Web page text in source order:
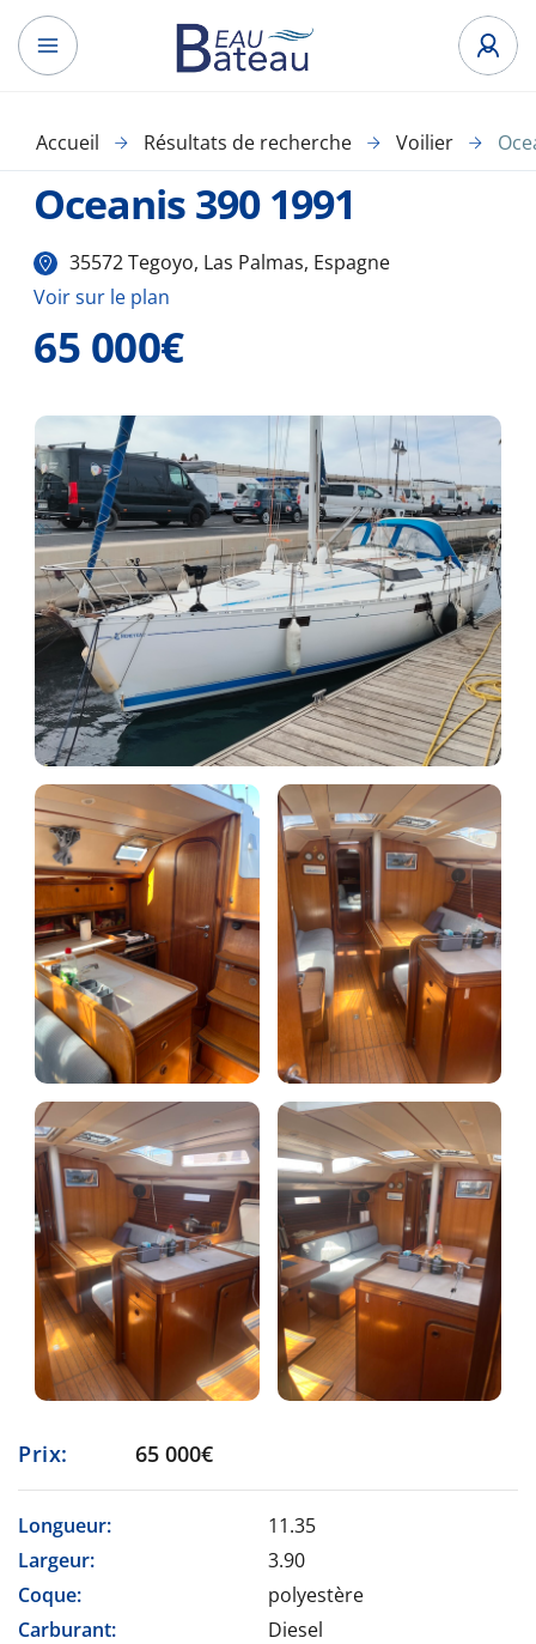
Accueil Résultats de recherche Voilier
Oceanis 390 1991
35572 Tegoyo, Las Palmas, Espagne
Voir sur le plan
65 000€
Prix: 65 000€
Longueur:
11.35
Largeur:
3.90
Coque:
polyestère
Carburant:
Diesel